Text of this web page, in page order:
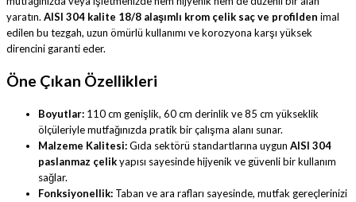
yaratın. AISI 304 kalite 18/8 alaşımlı krom çelik saç ve profilden imal
edilen bu tezgah, uzun ömürlü kullanımı ve korozyona karşı yüksek
direncini garanti eder.
Öne Çıkan Özellikleri
Boyutlar: 110 cm genişlik, 60 cm derinlik ve 85 cm yükseklik
ölçüleriyle mutfağınızda pratik bir çalışma alanı sunar.
Malzeme Kalitesi:Gıda sektörü standartlarına uygun AISI 304
paslanmaz çelikyapısı sayesinde hijyenik ve güvenli bir kullanım
sağlar.
Fonksiyonellik: Taban ve ara rafları sayesinde, mutfak gereçlerinizi